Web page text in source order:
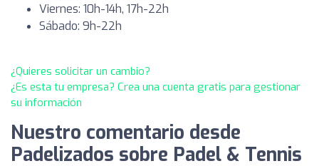
Viernes: 10h-14h, 17h-22h
Sábado: 9h-22h
¿Quieres solicitar un cambio?
¿Es esta tu empresa? Crea una cuenta gratis para gestionar
su información
Nuestro comentario desde
Padelizados sobre Padel & Tennis